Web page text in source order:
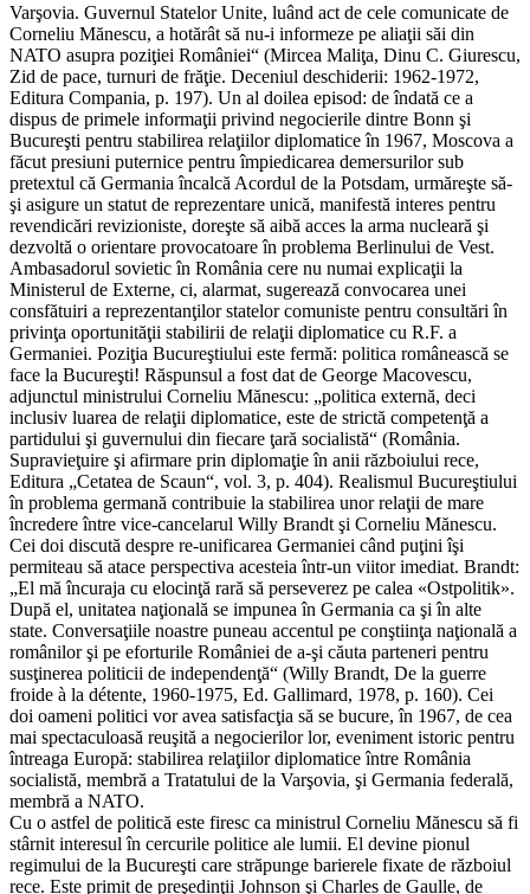
Varşovia. Guvernul Statelor Unite, luând act de cele comunicate de
Corneliu Mănescu, a hotărât să nu-i informeze pe aliaţii săi din
NATO asupra poziţiei României“ (Mircea Maliţa, Dinu C. Giurescu,
Zid de pace, turnuri de frăţie. Deceniul deschiderii: 1962-1972,
Editura Compania, p. 197). Un al doilea episod: de îndată ce a
dispus de primele informaţii privind negocierile dintre Bonn şi
Bucureşti pentru stabilirea relaţiilor diplomatice în 1967, Moscova a
făcut presiuni puternice pentru împiedicarea demersurilor sub
pretextul că Germania încalcă Acordul de la Potsdam, urmăreşte să-
şi asigure un statut de reprezentare unică, manifestă interes pentru
revendicări revizioniste, doreşte să aibă acces la arma nucleară şi
dezvoltă o orientare provocatoare în problema Berlinului de Vest.
Ambasadorul sovietic în România cere nu numai explicaţii la
Ministerul de Externe, ci, alarmat, sugerează convocarea unei
consfătuiri a reprezentanţilor statelor comuniste pentru consultări în
privinţa oportunităţii stabilirii de relaţii diplomatice cu R.F. a
Germaniei. Poziţia Bucureştiului este fermă: politica românească se
face la Bucureşti! Răspunsul a fost dat de George Macovescu,
adjunctul ministrului Corneliu Mănescu: „politica externă, deci
inclusiv luarea de relaţii diplomatice, este de strictă competenţă a
partidului şi guvernului din fiecare ţară socialistă“ (România.
Supravieţuire şi afirmare prin diplomaţie în anii războiului rece,
Editura „Cetatea de Scaun“, vol. 3, p. 404). Realismul Bucureştiului
în problema germană contribuie la stabilirea unor relaţii de mare
încredere între vice-cancelarul Willy Brandt şi Corneliu Mănescu.
Cei doi discută despre re-unificarea Germaniei când puţini îşi
permiteau să atace perspectiva acesteia într-un viitor imediat. Brandt:
„El mă încuraja cu elocinţă rară să perseverez pe calea «Ostpolitik».
După el, unitatea naţională se impunea în Germania ca şi în alte
state. Conversaţiile noastre puneau accentul pe conştiinţa naţională a
românilor şi pe eforturile României de a-şi căuta parteneri pentru
susţinerea politicii de independenţă“ (Willy Brandt, De la guerre
froide à la détente, 1960-1975, Ed. Gallimard, 1978, p. 160). Cei
doi oameni politici vor avea satisfacţia să se bucure, în 1967, de cea
mai spectaculoasă reuşită a negocierilor lor, eveniment istoric pentru
întreaga Europă: stabilirea relaţiilor diplomatice între România
socialistă, membră a Tratatului de la Varşovia, şi Germania federală,
membră a NATO.
Cu o astfel de politică este firesc ca ministrul Corneliu Mănescu să fi
stârnit interesul în cercurile politice ale lumii. El devine pionul
regimului de la Bucureşti care străpunge barierele fixate de războiul
rece. Este primit de preşedinţii Johnson şi Charles de Gaulle, de